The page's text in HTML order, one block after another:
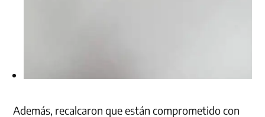
Además, recalcaron que están comprometido con